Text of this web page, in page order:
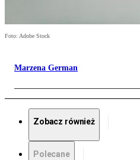
Foto: Adobe Stock
Marzena German
Zobacz również
Polecane